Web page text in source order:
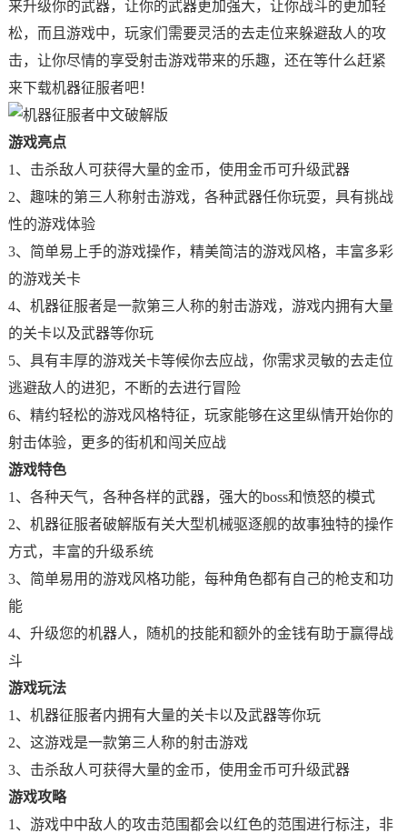
来升级你的武器，让你的武器更加强大，让你战斗的更加轻
松，而且游戏中，玩家们需要灵活的去走位来躲避敌人的攻
击，让你尽情的享受射击游戏带来的乐趣，还在等什么赶紧
来下载机器征服者吧！
游戏亮点
1、击杀敌人可获得大量的金币，使用金币可升级武器
2、趣味的第三人称射击游戏，各种武器任你玩耍，具有挑战
性的游戏体验
3、简单易上手的游戏操作，精美简洁的游戏风格，丰富多彩
的游戏关卡
4、机器征服者是一款第三人称的射击游戏，游戏内拥有大量
的关卡以及武器等你玩
5、具有丰厚的游戏关卡等候你去应战，你需求灵敏的去走位
逃避敌人的进犯，不断的去进行冒险
6、精约轻松的游戏风格特征，玩家能够在这里纵情开始你的
射击体验，更多的街机和闯关应战
游戏特色
1、各种天气，各种各样的武器，强大的boss和愤怒的模式
2、机器征服者破解版有关大型机械驱逐舰的故事独特的操作
方式，丰富的升级系统
3、简单易用的游戏风格功能，每种角色都有自己的枪支和功
能
4、升级您的机器人，随机的技能和额外的金钱有助于赢得战
斗
游戏玩法
1、机器征服者内拥有大量的关卡以及武器等你玩
2、这游戏是一款第三人称的射击游戏
3、击杀敌人可获得大量的金币，使用金币可升级武器
游戏攻略
1、游戏中中敌人的攻击范围都会以红色的范围进行标注，非